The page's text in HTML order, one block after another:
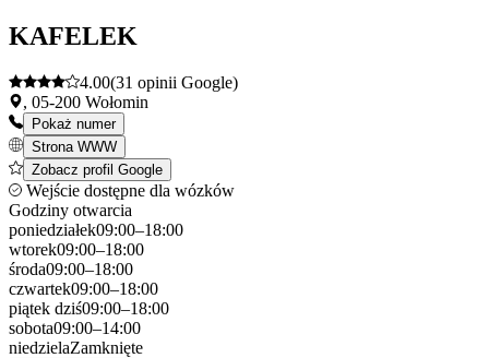
KAFELEK
4.00(31 opinii Google)
, 05-200 Wołomin
Pokaż numer
Strona WWW
Zobacz profil Google
Wejście dostępne dla wózków
Godziny otwarcia
poniedziałek09:00–18:00
wtorek09:00–18:00
środa09:00–18:00
czwartek09:00–18:00
piątek dziś09:00–18:00
sobota09:00–14:00
niedzielaZamknięte